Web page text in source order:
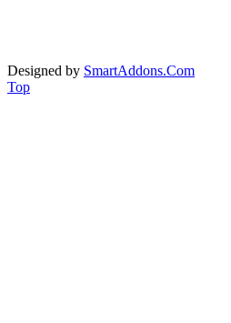
Designed by SmartAddons.Com
Top